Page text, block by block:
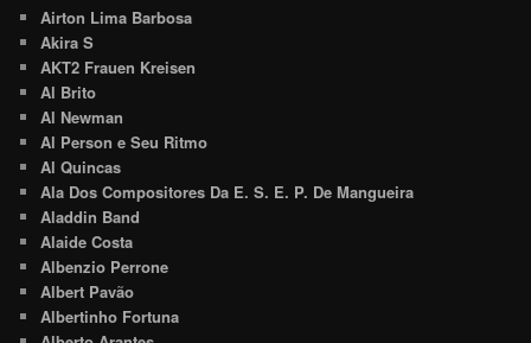
Airton Lima Barbosa
Akira S
AKT2 Frauen Kreisen
Al Brito
Al Newman
Al Person e Seu Ritmo
Al Quincas
Ala Dos Compositores Da E. S. E. P. De Mangueira
Aladdin Band
Alaide Costa
Albenzio Perrone
Albert Pavão
Albertinho Fortuna